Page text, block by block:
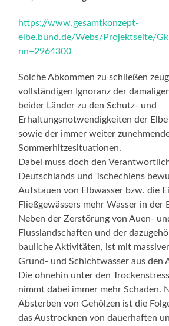
https://www.gesamtkonzept-
elbe.bund.de/Webs/Projektseite/
nn=2964300
Solche Abkommen zu schließen
vollständigen Ignoranz der
beider Länder zu den Schutz- und
Erhaltungsnotwendigkeiten der
sowie der immer weiter
Sommerhitzesituationen.
Dabei muss doch den
Deutschlands und Tschechiens
Aufstauen von Elbwasser bzw. die
Fließgewässers mehr Wasser in der
Neben der Zerstörung von Auen-
Flusslandschaften und der
bauliche Aktivitäten, ist mit
Grund- und Schichtwasser aus den
Die ohnehin unter den
nimmt dabei immer mehr Schaden.
Absterben von Gehölzen ist die
das Austrocknen von dauerhaften